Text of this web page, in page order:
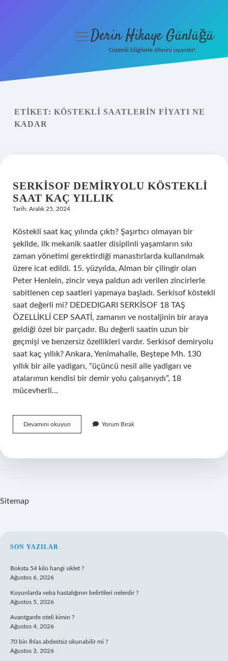
Yasal Uyarı
menüyüDerin Hikaye Günlüğü
Gizemli bilgilerle zihnini uyandır!
ETIKET: KÖSTEKLI SAATLERIN FIYATI NE
KADAR
SERKISOF DEMIRYOLU KÖSTEKLI
SAAT KAÇ YILLIK
Tarih: Aralık 25, 2024
Köstekli saat kaç yılında çıktı? Şaşırtıcı olmayan bir
şekilde, ilk mekanik saatler disiplinli yaşamların sıkı
zaman yönetimi gerektirdiği manastırlarda kullanılmak
üzere icat edildi. 15. yüzyılda, Alman bir çilingir olan
Peter Henlein, zincir veya paldun adı verilen zincirlerle
sabitlenen cep saatleri yapmaya başladı. Serkisof köstekli
saat değerli mi? DEDEDIGARI SERKİSOF 18 TAŞ
ÖZELLİKLİ CEP SAATİ, zamanın ve nostaljinin bir araya
geldiği özel bir parçadır. Bu değerli saatin uzun bir
geçmişi ve benzersiz özellikleri vardır. Serkisof demiryolu
saat kaç yıllık? Ankara, Yenimahalle, Beştepe Mh. 130
yıllık bir aile yadigarı, “üçüncü nesil aile yadigarı ve
atalarımın kendisi bir demir yolu çalışanıydı”, 18
mücevherli…
Devamını okuyun
Demiryolu
Kaç
Yorum Bırak
Sitemap
SIDEBAR
SON YAZILAR
Boksta 54 kilo hangi sıklet ?
Ağustos 6, 2026
Koyunlarda veba hastalığının belirtileri nelerdir ?
Ağustos 5, 2026
Avantgarde oteli kimin ?
Ağustos 4, 2026
70 bin İhlas abdestsiz okunabilir mi ?
Ağustos 3, 2026